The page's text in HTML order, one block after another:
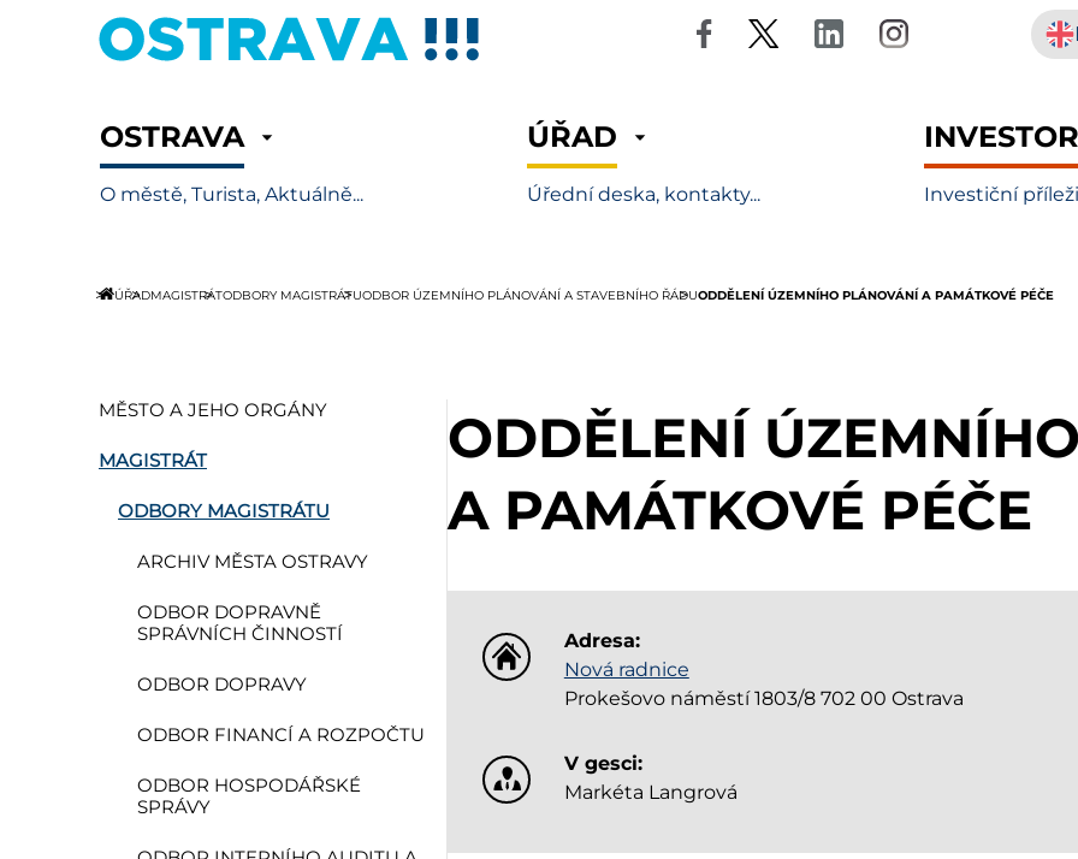
OSTRAVA
O městě, Turista, Aktuálně...
ÚŘAD
Úřední deska, kontakty...
INVESTOR
Investiční
ÚŘADMAGISTRÁTODBORY MAGISTRÁTUODBOR ÚZEMNÍHO PLÁNOVÁNÍ A STAVEBNÍHO ŘÁDUODDĚLENÍ ÚZEMNÍHO PLÁNOVÁNÍ A PAMÁTKOVÉ PÉČE
MĚSTO A JEHO ORGÁNY
MAGISTRÁT
ODBORY MAGISTRÁTU
ARCHIV MĚSTA OSTRAVY
ODBOR DOPRAVNĚ
SPRÁVNÍCH ČINNOSTÍ
ODBOR DOPRAVY
ODBOR FINANCÍ A ROZPOČTU
ODBOR HOSPODÁŘSKÉ
SPRÁVY
ODDĚLENÍ
A PAMÁTKOVÉ PÉČE
Adresa:
Nová radnice
Prokešovo náměstí 1803/8 702 00 Ostrava
V gesci:
Markéta Langrová